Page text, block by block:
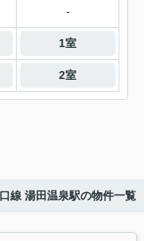
-
1室
2室
線 湯田温泉駅の物件一覧